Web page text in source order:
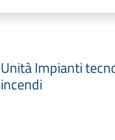
Unità Impianti
incendi